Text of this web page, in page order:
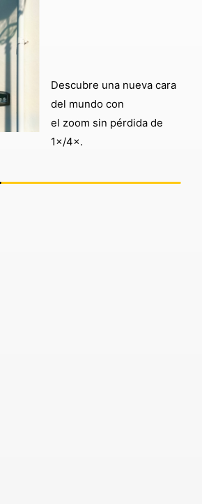
Descubre una nueva cara
del mundo con
el zoom sin pérdida de
1×/4×.